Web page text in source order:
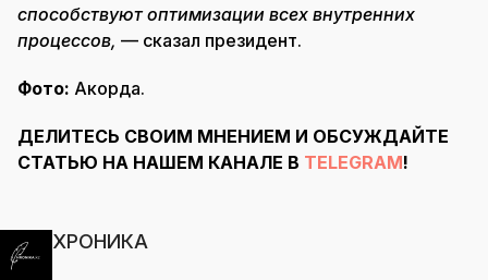
способствуют оптимизации всех внутренних
процессов, — сказал президент.
Фото: Акорда.
ДЕЛИТЕСЬ СВОИМ МНЕНИЕМ И ОБСУЖДАЙТЕ
СТАТЬЮ НА НАШЕМ КАНАЛЕ В TELEGRAM!
ХРОНИКА